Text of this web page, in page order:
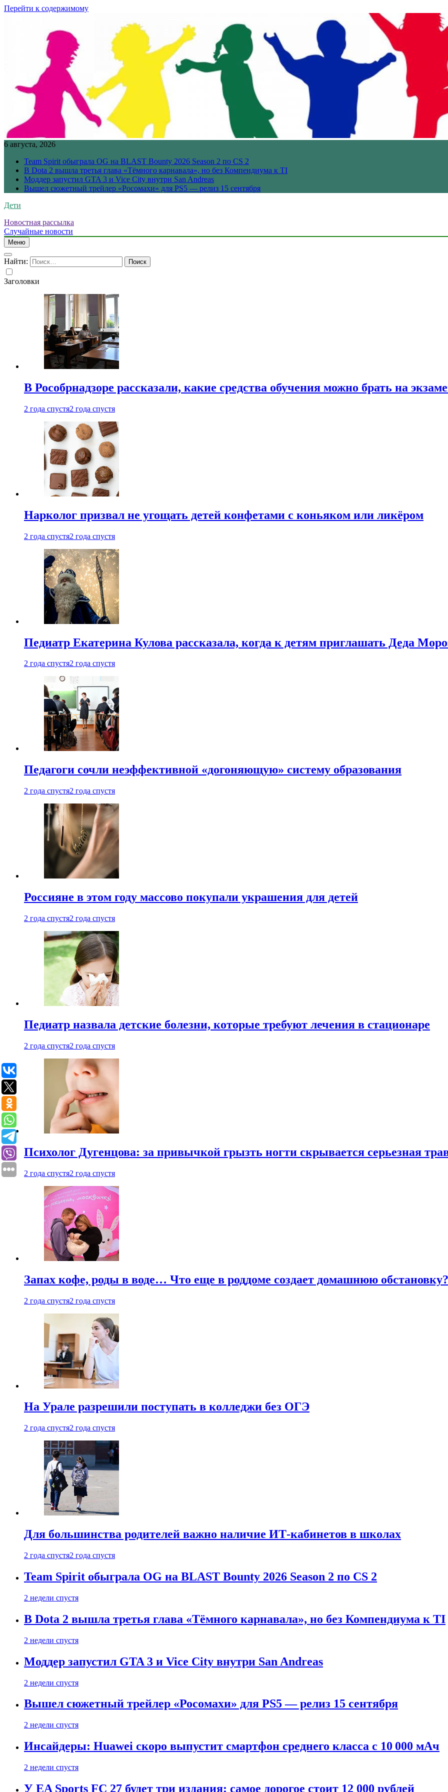
Перейти к содержимому
6 августа, 2026
Team Spirit обыграла OG на BLAST Bounty 2026 Season 2 по CS 2
В Dota 2 вышла третья глава «Тёмного карнавала», но без Компендиума к TI
Моддер запустил GTA 3 и Vice City внутри San Andreas
Вышел сюжетный трейлер «Росомахи» для PS5 — релиз 15 сентября
Дети
Новостная рассылка
Случайные новости
Меню
Найти:
Заголовки
В Рособрнадзоре рассказали, какие средства обучения можно брать на
2 года спустя2 года спустя
Нарколог призвал не угощать детей конфетами с коньяком или ликёром
2 года спустя2 года спустя
Педиатр Екатерина Кулова рассказала, когда к детям приглашать Деда
2 года спустя2 года спустя
Педагоги сочли неэффективной «догоняющую» систему образования
2 года спустя2 года спустя
Россияне в этом году массово покупали украшения для детей
2 года спустя2 года спустя
Педиатр назвала детские болезни, которые требуют лечения в стационаре
2 года спустя2 года спустя
Психолог Дугенцова: за привычкой грызть ногти скрывается серьезная
2 года спустя2 года спустя
Запах кофе, роды в воде… Что еще в роддоме создает домашнюю обстановку?
2 года спустя2 года спустя
На Урале разрешили поступать в колледжи без ОГЭ
2 года спустя2 года спустя
Для большинства родителей важно наличие ИТ-кабинетов в школах
2 года спустя2 года спустя
Team Spirit обыграла OG на BLAST Bounty 2026 Season 2 по CS 2
2 недели спустя
В Dota 2 вышла третья глава «Тёмного карнавала», но без Компендиума к TI
2 недели спустя
Моддер запустил GTA 3 и Vice City внутри San Andreas
2 недели спустя
Вышел сюжетный трейлер «Росомахи» для PS5 — релиз 15 сентября
2 недели спустя
Инсайдеры: Huawei скоро выпустит смартфон среднего класса с 10 000 мАч
2 недели спустя
У EA Sports FC 27 будет три издания: самое дорогое стоит 12 000 рублей